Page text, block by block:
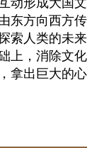
动形成大国
东方向西方
索人类的未
上，消除文
拿出巨大的